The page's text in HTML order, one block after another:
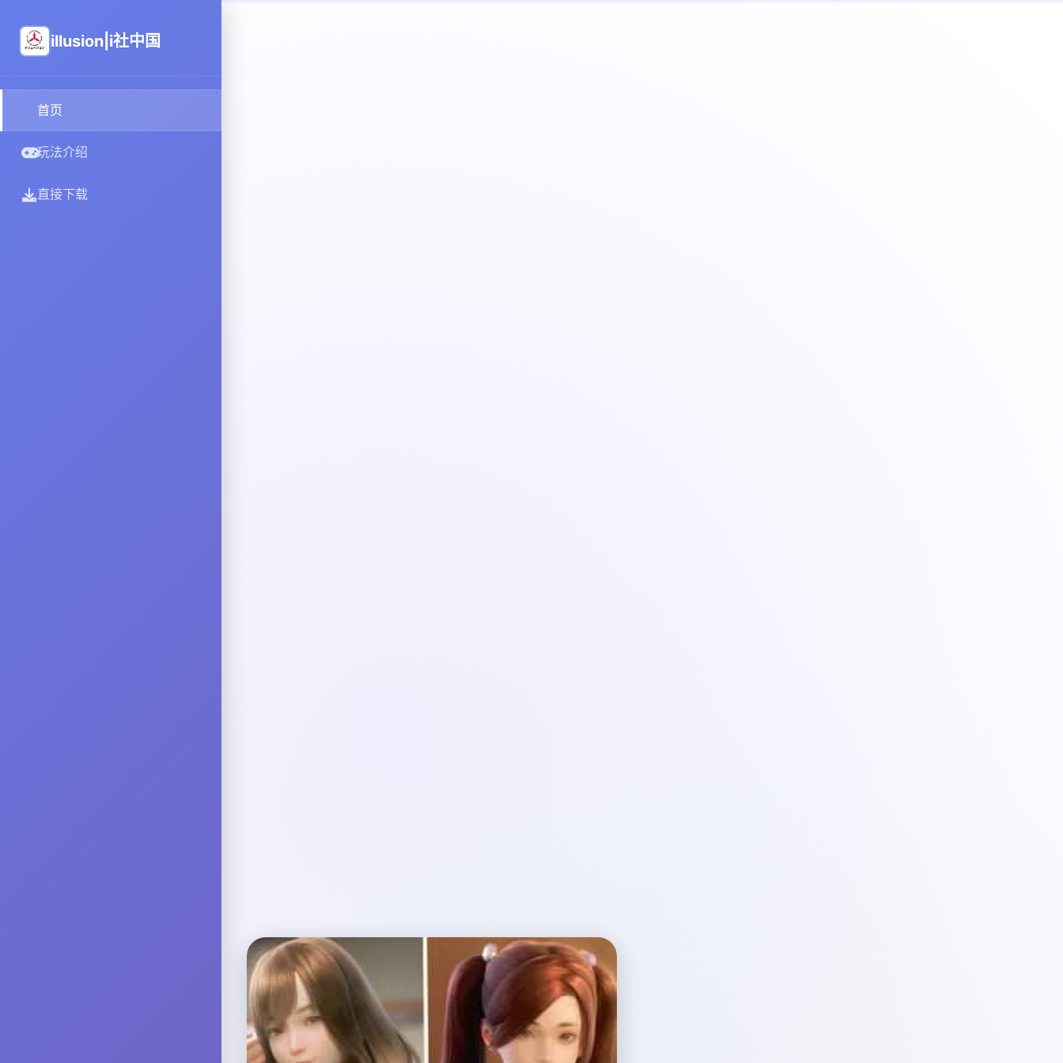
illusion|i社中国
首页
玩法介绍
直接下载